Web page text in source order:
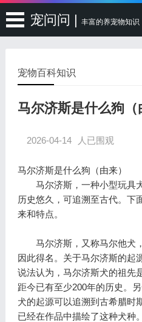
宠问问 | 丰富的养宠物知识
宠物百科知识
马尔济斯是什么狗（
2026-04-14 人已围观
马尔济斯是什么狗（由来）
马尔济斯，一种小型玩具
历史悠久，可追溯至古代。下
来和特点。
马尔济斯，又称马尔他犬，
因此得名。关于马尔济斯的起
说法认为，马尔济斯犬的祖先
距今已有至少200年的历史。
犬的起源可以追溯到古希腊时
已经在作品中描绘了这种犬种。